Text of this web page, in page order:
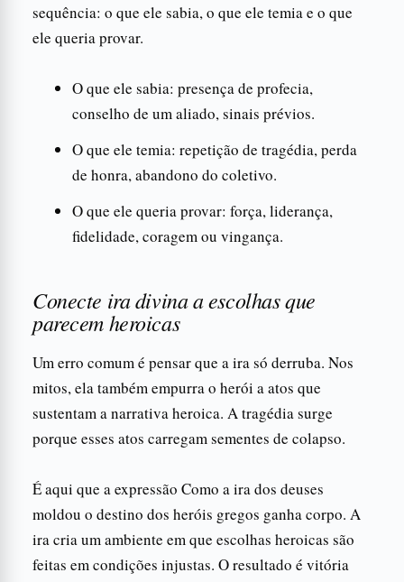
sequência: o que ele sabia, o que ele temia e o que
ele queria provar.
O que ele sabia: presença de profecia,
conselho de um aliado, sinais prévios.
O que ele temia: repetição de tragédia, perda
de honra, abandono do coletivo.
O que ele queria provar: força, liderança,
fidelidade, coragem ou vingança.
Conecte ira divina a escolhas que
parecem heroicas
Um erro comum é pensar que a ira só derruba. Nos
mitos, ela também empurra o herói a atos que
sustentam a narrativa heroica. A tragédia surge
porque esses atos carregam sementes de colapso.
É aqui que a expressão Como a ira dos deuses
moldou o destino dos heróis gregos ganha corpo. A
ira cria um ambiente em que escolhas heroicas são
feitas em condições injustas. O resultado é vitória